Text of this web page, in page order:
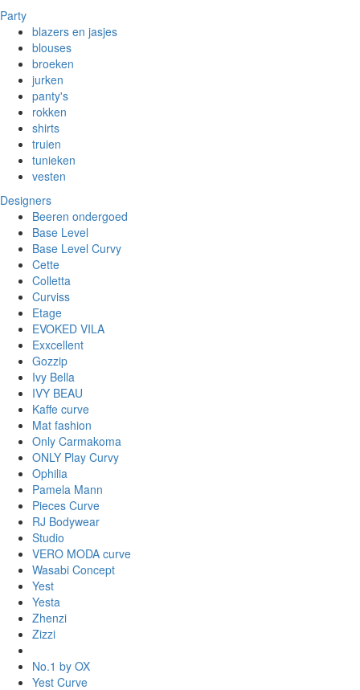
Party
blazers en jasjes
blouses
broeken
jurken
panty's
rokken
shirts
truien
tunieken
vesten
Designers
Beeren ondergoed
Base Level
Base Level Curvy
Cette
Colletta
Curviss
Etage
EVOKED VILA
Exxcellent
Gozzip
Ivy Bella
IVY BEAU
Kaffe curve
Mat fashion
Only Carmakoma
ONLY Play Curvy
Ophilia
Pamela Mann
Pieces Curve
RJ Bodywear
Studio
VERO MODA curve
Wasabi Concept
Yest
Yesta
Zhenzi
Zizzi
No.1 by OX
Yest Curve